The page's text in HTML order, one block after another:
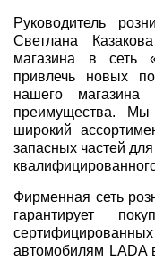
Руководитель
Светлана
магазина в сеть
привлечь новых
нашего магазина
преимущества.
широкий
запасных частей
Фирменная сеть
гарантирует
автомобилям LADA